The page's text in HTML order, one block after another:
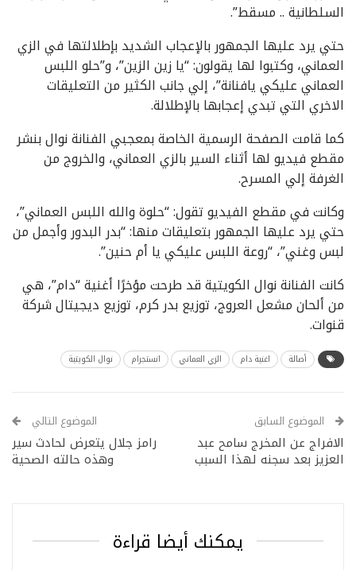
السلطانية .. مسقط”.
حتي يرد عليها الجمهور بالإعجاب الشديد بإطلالتها في الزي
العماني، وكتبوا لها يقولون: “يا زين الزين”، و”حلو اللبس
العماني عليكي يافنانة”، إلي جانب الكثير من التعليقات
الاخري التي تبدي إعجابها بالإطلالة.
كما قامت الصفحة الرسمية الخاصة بمعجبي الفنانة نوال بنشر
مقطع فيديو لها أثناء السير بالزي العماني، والخروج من
الغرفة إلي المسرح.
وكانت في مقطع الفيديو تقول: “حلوة والله اللبس العماني”،
حتي يرد عليها الجمهور بتعليقات منها: “بدر البدور وأجمل من
لبس وغني”، “روعة اللبس عليكي يا أم حنين”.
كانت الفنانة نوال الكويتية قد طرحت مؤخرًا أغنية “دام”، هي
من ألحان مشعل العروج، توزيع بدر كرم، توزيع ديجيتال شركة
قنوات.
أصالة اغنية دام الزي العماني انستجرام نوال الكويتية
الموضوع السابق
الافراج عن المخرج سامح عبد
العزيز بعد سجنه لهذا السبب
الموضوع التالي
رامز جلال يتعرض لحادث سير
وهذه حالته الصحية
يمكنك أيضا قراءة